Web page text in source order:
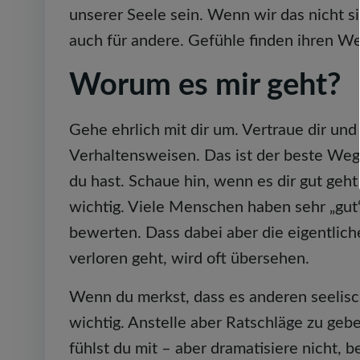
unserer Seele sein. Wenn wir das nicht
auch für andere. Gefühle finden ihren
Worum es mir geht?
Gehe ehrlich mit dir um. Vertraue dir
Verhaltensweisen. Das ist der beste
du hast. Schaue hin, wenn es dir gut
wichtig. Viele Menschen haben sehr
bewerten. Dass dabei aber die
verloren geht, wird oft übersehen.
Wenn du merkst, dass es anderen
wichtig. Anstelle aber Ratschläge zu
fühlst du mit – aber dramatisiere nicht,